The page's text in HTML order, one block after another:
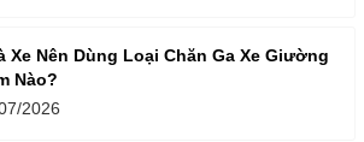
Xe Nên Dùng Loại Chăn Ga Xe Giường
Nào?
2026